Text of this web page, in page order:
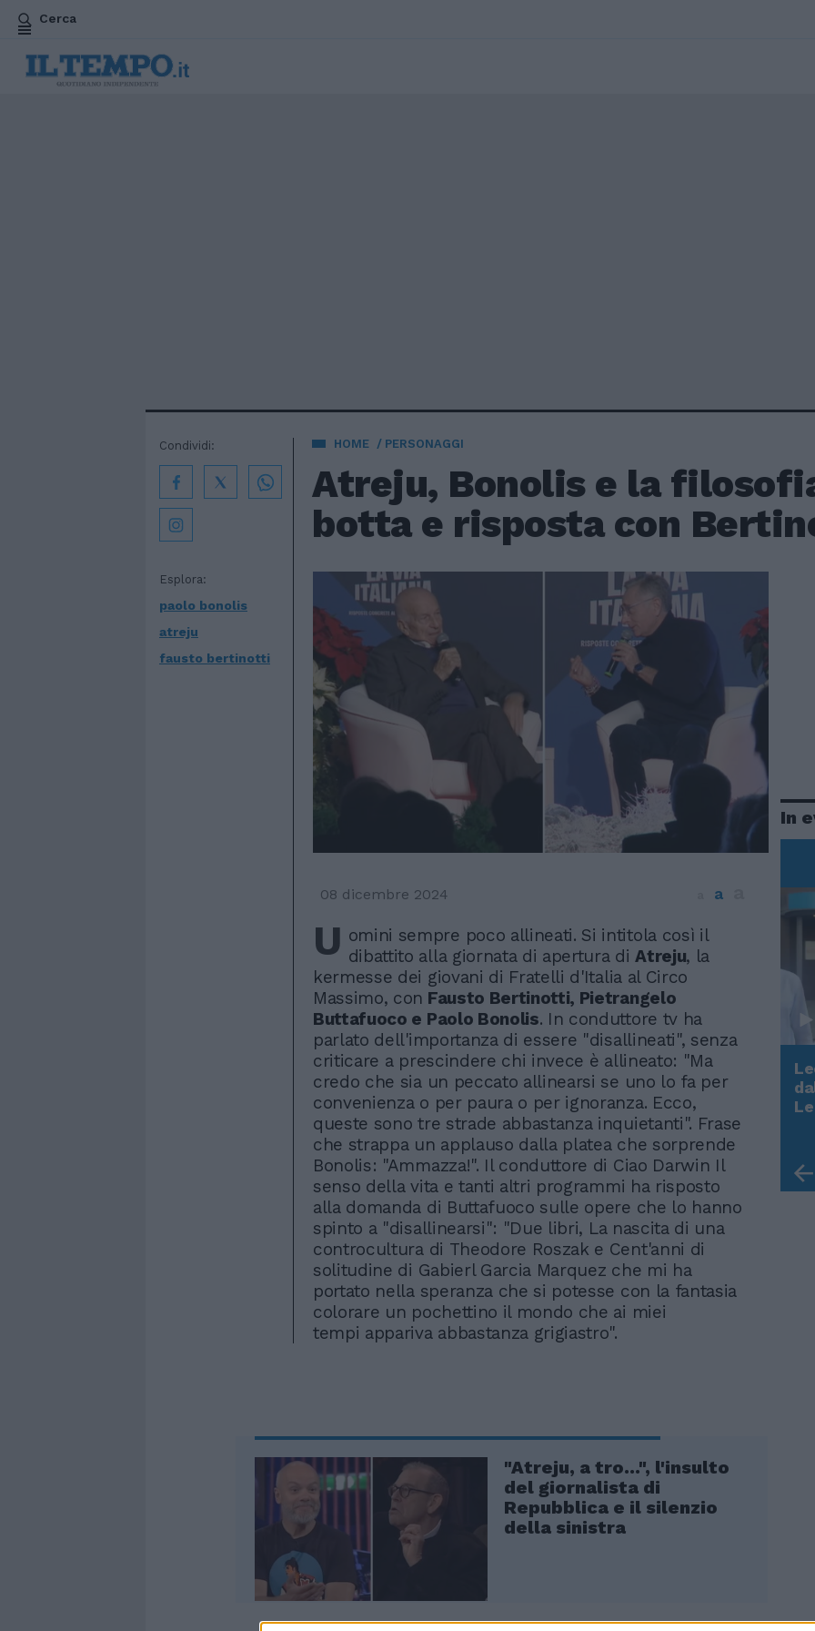
Cerca
HOME PERSONAGGI
Atreju, Bonolis e la
botta e risposta con
Esplora:
paolo bonolis
atreju
fausto bertinotti
Condividi:
08 dicembre 2024 a
U omini sempre poco allineati. Si intitola così il
dibattito alla giornata di apertura diAtreju, la
kermesse dei giovani di Fratelli d'Italia al Circo
Massimo, con Fausto Bertinotti, Pietrangelo
Buttafuoco e Paolo Bonolis. In conduttore tv ha
parlato dell'importanza di essere "disallineati", senza
criticare a prescindere chi invece è allineato: "Ma
credo che sia un peccato allinearsi se uno lo fa per
convenienza o per paura o per ignoranza. Ecco,
queste sono tre strade abbastanza inquietanti". Frase
che strappa un applauso dalla platea che sorprende
Bonolis: "Ammazza!". Il conduttore di Ciao Darwin Il
senso della vita e tanti altri programmi ha risposto
alla domanda di Buttafuoco sulle opere che lo hanno
spinto a "disallinearsi": "Due libri, La nascita di una
controcultura di Theodore Roszak e Cent'anni di
solitudine di Gabierl Garcia Marquez che mi ha
portato nella speranza che si potesse con la fantasia
colorare un pochettino il mondo che ai miei
tempi appariva abbastanza grigiastro".
"Atreju, a tro...", l'insulto
del giornalista di
Repubblica e il silenzio
della sinistra
In
Rudy Giuliani a Come States?
Trump, Meloni e la strategia
americana